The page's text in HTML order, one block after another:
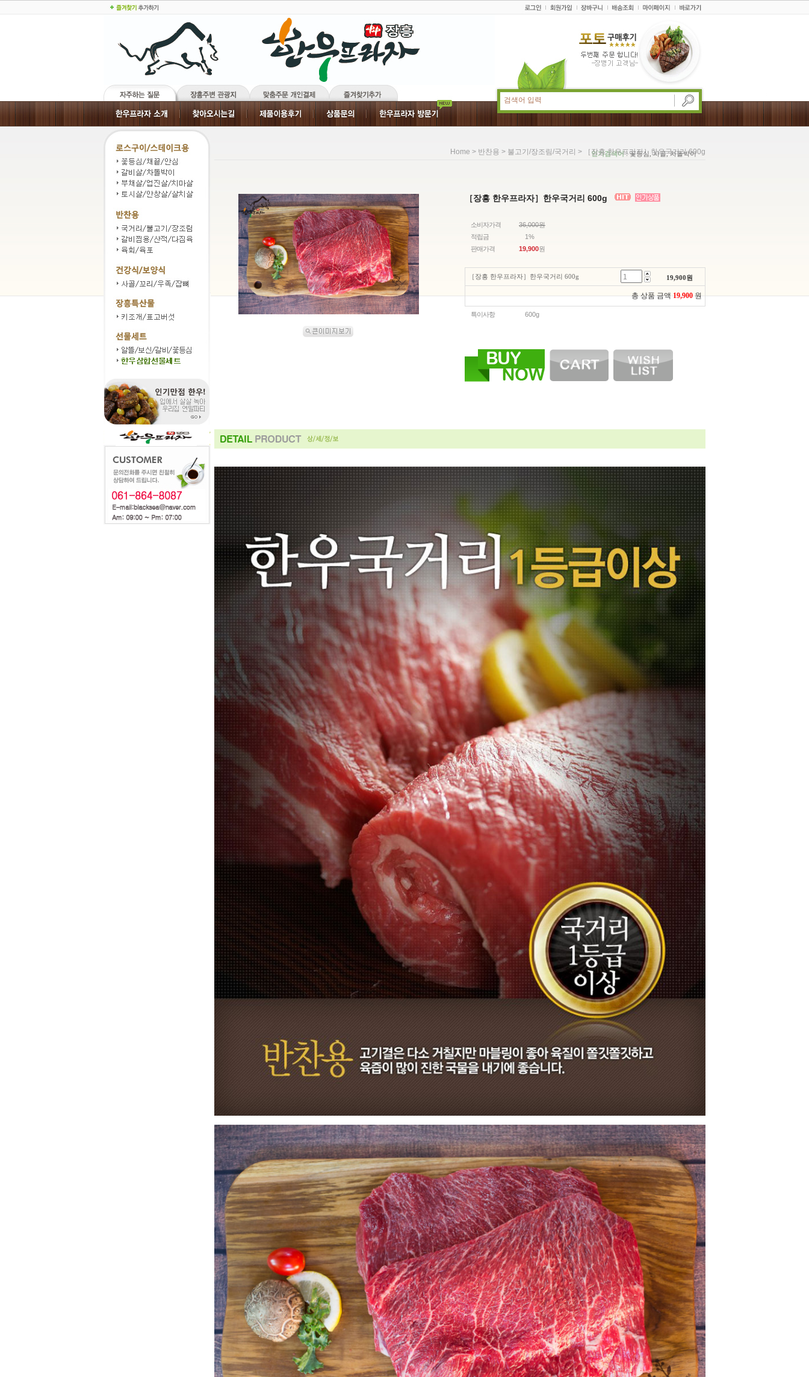
인기검색어: 꽃등심, 사골, 차돌박이
Home > 반찬용 > 불고기/장조림/국거리 > ［장흥 한우프라자］한우국거리 600g
［장흥 한우프라자］한우국거리 600g
소비자가격
36,000원
적립금
1%
판매가격
19,900원
［장흥 한우프라자］한우국거리 600g 19,900원
총 상품 금액 19,900 원
특이사항 600g